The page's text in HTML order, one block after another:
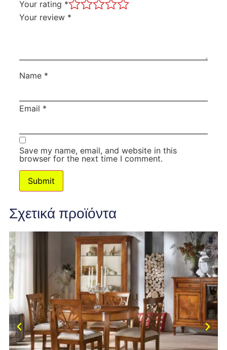
Your rating *
Your review *
Name *
Email *
Save my name, email, and website in this
browser for the next time I comment.
Σχετικά προϊόντα